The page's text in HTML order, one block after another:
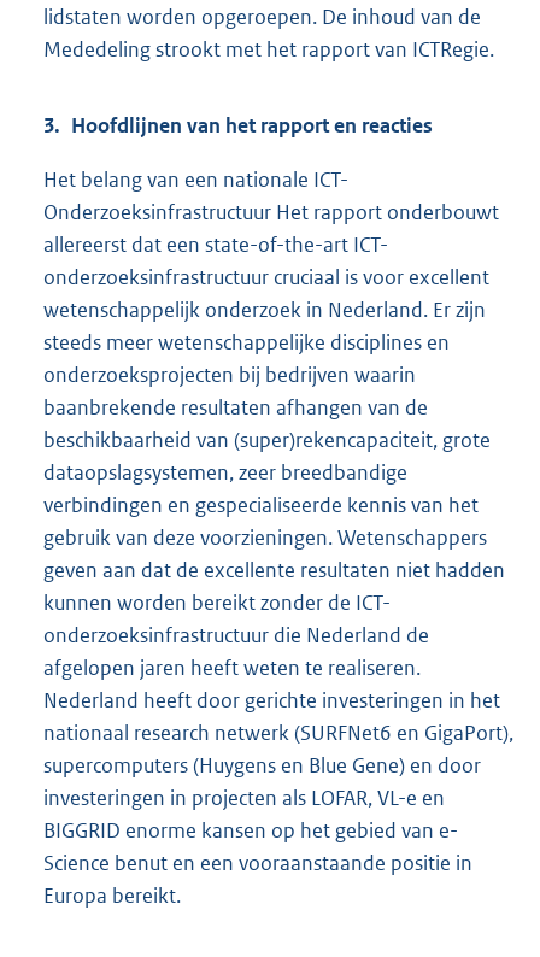
lidstaten worden opgeroepen. De inhoud van de
Mededeling strookt met het rapport van ICTRegie.
3. Hoofdlijnen van het rapport en reacties
Het belang van een nationale ICT-
Onderzoeksinfrastructuur Het rapport onderbouwt
allereerst dat een state-of-the-art ICT-
onderzoeksinfrastructuur cruciaal is voor excellent
wetenschappelijk onderzoek in Nederland. Er zijn
steeds meer wetenschappelijke disciplines en
onderzoeksprojecten bij bedrijven waarin
baanbrekende resultaten afhangen van de
beschikbaarheid van (super)rekencapaciteit, grote
dataopslagsystemen, zeer breedbandige
verbindingen en gespecialiseerde kennis van het
gebruik van deze voorzieningen. Wetenschappers
geven aan dat de excellente resultaten niet hadden
kunnen worden bereikt zonder de ICT-
onderzoeksinfrastructuur die Nederland de
afgelopen jaren heeft weten te realiseren.
Nederland heeft door gerichte investeringen in het
nationaal research netwerk (SURFNet6 en GigaPort),
supercomputers (Huygens en Blue Gene) en door
investeringen in projecten als LOFAR, VL-e en
BIGGRID enorme kansen op het gebied van e-
Science benut en een vooraanstaande positie in
Europa bereikt.